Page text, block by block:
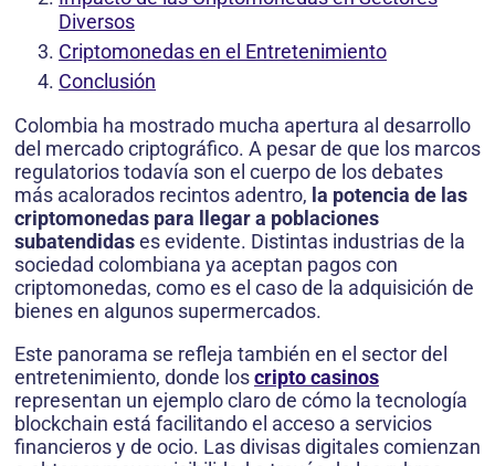
Diversos
Criptomonedas en el Entretenimiento
Conclusión
Colombia ha mostrado mucha apertura al desarrollo
del mercado criptográfico. A pesar de que los marcos
regulatorios todavía son el cuerpo de los debates
más acalorados recintos adentro, la potencia de las
criptomonedas para llegar a poblaciones
subatendidases evidente. Distintas industrias de la
sociedad colombiana ya aceptan pagos con
criptomonedas, como es el caso de la adquisición de
bienes en algunos supermercados.
Este panorama se refleja también en el sector del
entretenimiento, donde loscripto casinos
representan un ejemplo claro de cómo la tecnología
blockchain está facilitando el acceso a servicios
financieros y de ocio. Las divisas digitales comienzan